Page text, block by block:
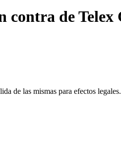
contra de
de las mismas para efectos